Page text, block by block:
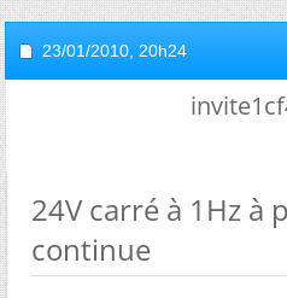
23/01/2010, 20h24
24V carré à 1Hz à
continue